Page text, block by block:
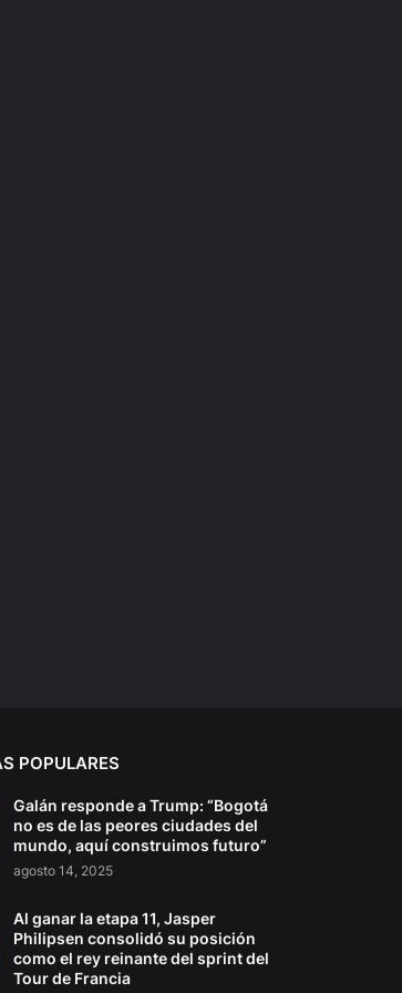
POPULARES
Galán responde a Trump: “Bogotá
no es de las peores ciudades del
mundo, aquí construimos futuro”
agosto 14, 2025
Al ganar la etapa 11, Jasper
Philipsen consolidó su posición
como el rey reinante del sprint del
Tour de Francia